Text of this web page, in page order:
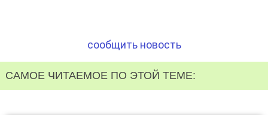
сообщить новость
САМОЕ ЧИТАЕМОЕ ПО ЭТОЙ ТЕМЕ: